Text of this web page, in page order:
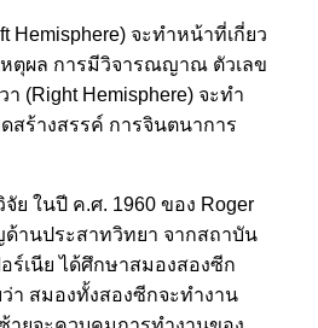
Hemisphere) จะทำหน้าที่เกี่ยว
หตุผล การมีวิจารณญาณ ตัวเลข
(Right Hemisphere) จะทำ
สร้างสรรค์ การจินตนาการ
ย ในปี ค.ศ. 1960 ของ Roger
ด้านประสาทวิทยา จากสถาบัน
ร์เนีย ได้ศึกษาสมองสองซีก
า สมองทั้งสองซีกจะทำงาน